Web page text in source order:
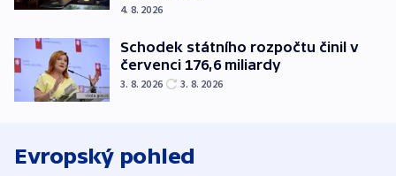
4. 8. 2026
Schodek státního rozpočtu činil v
červenci 176,6 miliardy
3. 8. 2026 3. 8. 2026
Evropský pohled